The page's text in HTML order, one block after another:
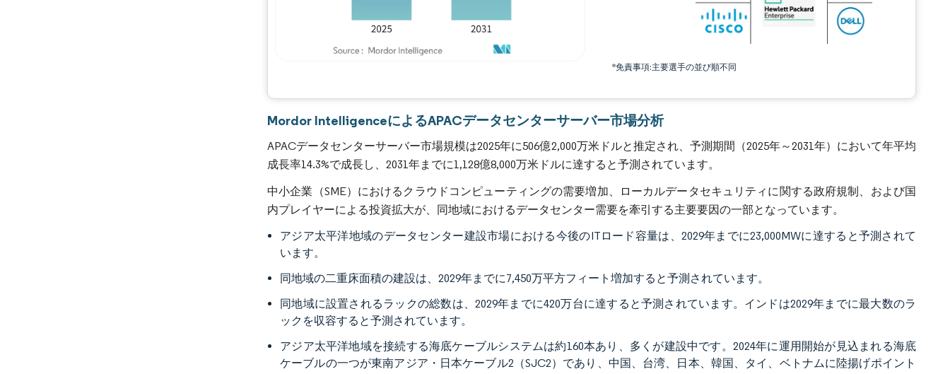
*免責事項:主要選手の並び順不同
Mordor IntelligenceによるAPACデータセンターサーバー市場分析
APACデータセンターサーバー市場規模は2025年に506億2,000万米ドルと推定され、予測期間（2025年～2031年）において年平均
成長率14.3%で成長し、2031年までに1,128億8,000万米ドルに達すると予測されています。
中小企業（SME）におけるクラウドコンピューティングの需要増加、ローカルデータセキュリティに関する政府規制、および国
内プレイヤーによる投資拡大が、同地域におけるデータセンター需要を牽引する主要要因の一部となっています。
アジア太平洋地域のデータセンター建設市場における今後のITロード容量は、2029年までに23,000MWに達すると予測されて
います。
同地域の二重床面積の建設は、2029年までに7,450万平方フィート増加すると予測されています。
同地域に設置されるラックの総数は、2029年までに420万台に達すると予測されています。インドは2029年までに最大数のラ
ックを収容すると予測されています。
アジア太平洋地域を接続する海底ケーブルシステムは約160本あり、多くが建設中です。2024年に運用開始が見込まれる海底
ケーブルの一つが東南アジア・日本ケーブル2（SJC2）であり、中国、台湾、日本、韓国、タイ、ベトナムに陸揚げポイント